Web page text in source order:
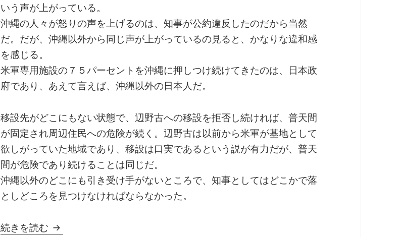
いう声が上がっている。
沖縄の人々が怒りの声を上げるのは、知事が公約違反したのだから当然
だ。だが、沖縄以外から同じ声が上がっているの見ると、かなりな違和感
を感じる。
米軍専用施設の７５パーセントを沖縄に押しつけ続けてきたのは、日本政
府であり、あえて言えば、沖縄以外の日本人だ。
移設先がどこにもない状態で、辺野古への移設を拒否し続ければ、普天間
が固定され周辺住民への危険が続く。辺野古は以前から米軍が基地として
欲しがっていた地域であり、移設は口実であるという説が有力だが、普天
間が危険であり続けることは同じだ。
沖縄以外のどこにも引き受け手がないところで、知事としてはどこかで落
としどころを見つけなければならなかった。
続きを読む 辺野古埋め立て承認で、仲井真知事は辞職すべきか